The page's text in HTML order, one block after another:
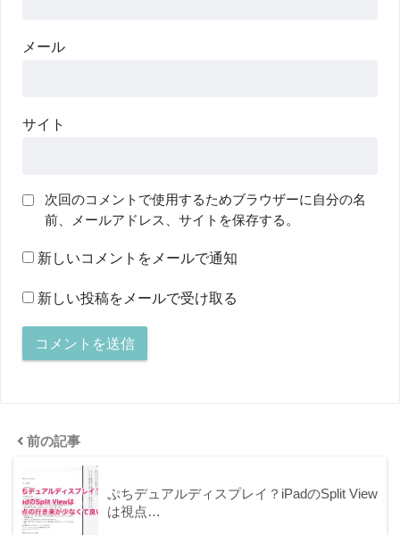
メール
サイト
次回のコメントで使用するためブラウザーに自分の名
前、メールアドレス、サイトを保存する。
新しいコメントをメールで通知
新しい投稿をメールで受け取る
前の記事
ぷちデュアルディスプレイ？iPadのSplit View
は視点…